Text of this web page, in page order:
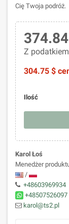
Cię Twoja podróż.
Z
304.75 $
Ilość
Karol Łoś
Menedżer
/
+48603969934
+48507526097
karol@ts2.pl